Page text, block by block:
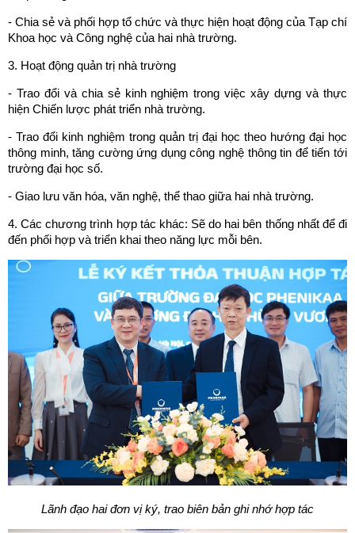
- Chia sẻ và phối hợp tổ chức và thực hiện hoạt động của Tạp chí
Khoa học và Công nghệ của hai nhà trường.
3. Hoạt động quản trị nhà trường
- Trao đổi và chia sẻ kinh nghiệm trong việc xây dựng và thực
hiện Chiến lược phát triển nhà trường.
- Trao đổi kinh nghiệm trong quản trị đại học theo hướng đại học
thông minh, tăng cường ứng dụng công nghệ thông tin để tiến tới
trường đại học số.
- Giao lưu văn hóa, văn nghệ, thể thao giữa hai nhà trường.
4. Các chương trình hợp tác khác: Sẽ do hai bên thống nhất để đi
đến phối hợp và triển khai theo năng lực mỗi bên.
Lãnh đạo hai đơn vị ký, trao biên bản ghi nhớ hợp tác